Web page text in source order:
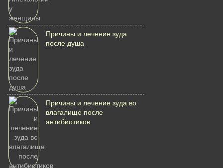
Причины и лечение зуда
после душа
Причины и лечение зуда во
влагалище после
антибиотиков